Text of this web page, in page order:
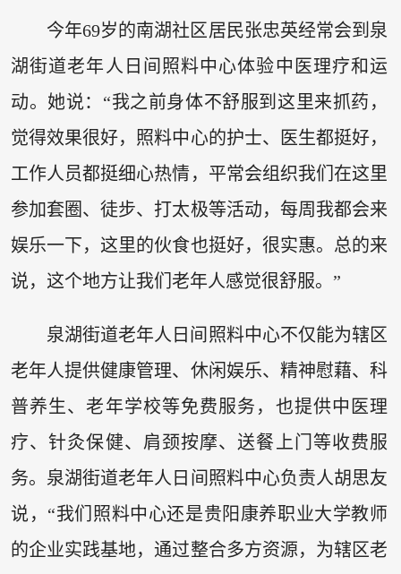
今年69岁的南湖社区居民张忠英经常会到泉
湖街道老年人日间照料中心体验中医理疗和运
动。她说：“我之前身体不舒服到这里来抓药，
觉得效果很好，照料中心的护士、医生都挺好，
工作人员都挺细心热情，平常会组织我们在这里
参加套圈、徒步、打太极等活动，每周我都会来
娱乐一下，这里的伙食也挺好，很实惠。总的来
说，这个地方让我们老年人感觉很舒服。”
泉湖街道老年人日间照料中心不仅能为辖区
老年人提供健康管理、休闲娱乐、精神慰藉、科
普养生、老年学校等免费服务，也提供中医理
疗、针灸保健、肩颈按摩、送餐上门等收费服
务。泉湖街道老年人日间照料中心负责人胡思友
说，“我们照料中心还是贵阳康养职业大学教师
的企业实践基地，通过整合多方资源，为辖区老